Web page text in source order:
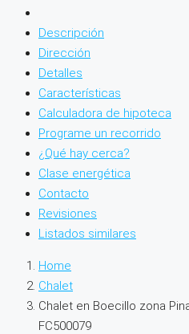
Descripción
Dirección
Detalles
Características
Calculadora de hipoteca
Programe un recorrido
¿Qué hay cerca?
Clase energética
Contacto
Revisiones
Listados similares
Home
Chalet
Chalet en Boecillo zona
FC500079